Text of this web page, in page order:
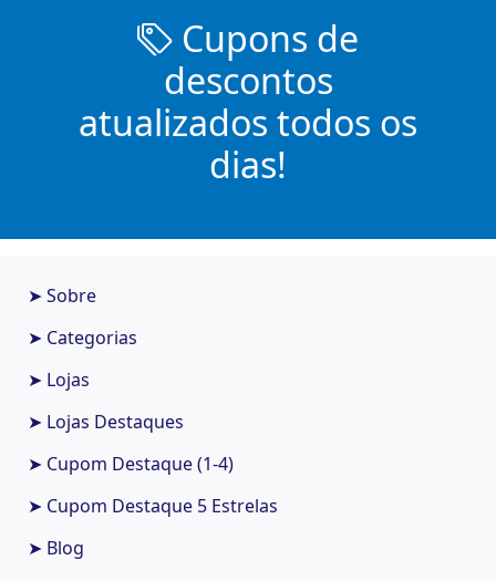
Cupons de
descontos
atualizados todos os
dias!
➤ Sobre
➤ Categorias
➤ Lojas
➤ Lojas Destaques
➤ Cupom Destaque (1-4)
➤ Cupom Destaque 5 Estrelas
➤ Blog